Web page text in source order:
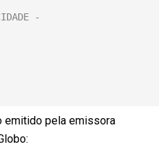
emitido pela emissora